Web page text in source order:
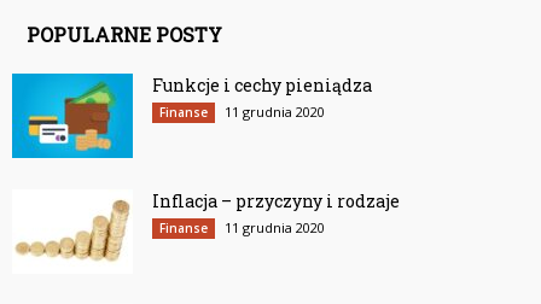
POPULARNE POSTY
Funkcje i cechy pieniądza
Finanse 11 grudnia 2020
Inflacja – przyczyny i rodzaje
Finanse 11 grudnia 2020